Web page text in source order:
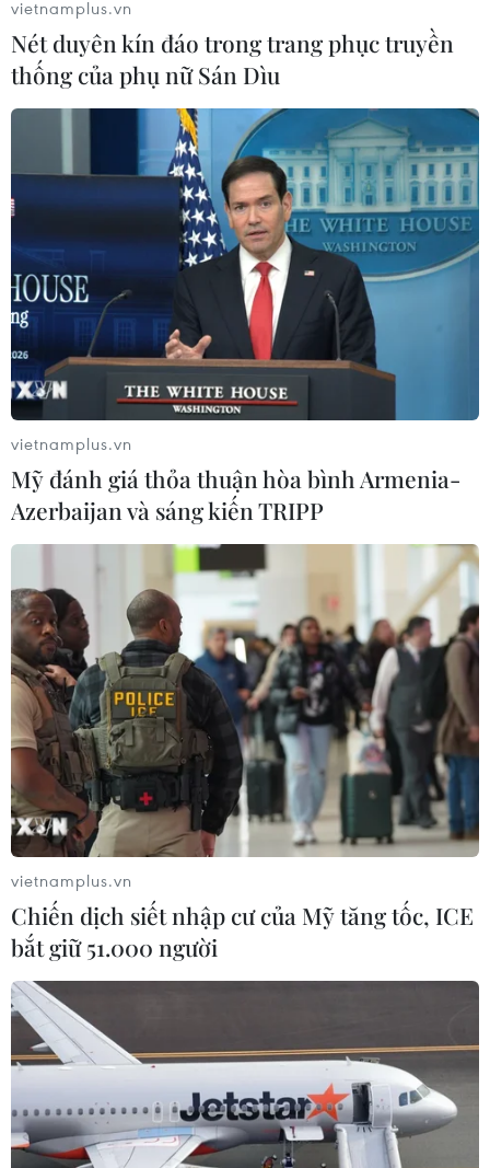
vietnamplus.vn
Nét duyên kín đáo trong trang phục truyền
thống của phụ nữ Sán Dìu
vietnamplus.vn
Mỹ đánh giá thỏa thuận hòa bình Armenia-
Azerbaijan và sáng kiến TRIPP
vietnamplus.vn
Chiến dịch siết nhập cư của Mỹ tăng tốc, ICE
bắt giữ 51.000 người